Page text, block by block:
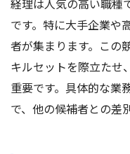
経理は人気の高い職種
です。特に大手企業や
者が集まります。この
キルセットを際立たせ
重要です。具体的な業
で、他の候補者との差